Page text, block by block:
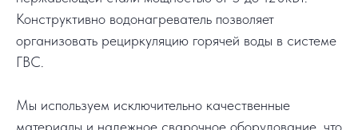
Конструктивно водонагреватель позволяет
организовать рециркуляцию горячей воды в системе
ГВС.
Мы используем исключительно качественные
материалы и надежное сварочное оборудование, что